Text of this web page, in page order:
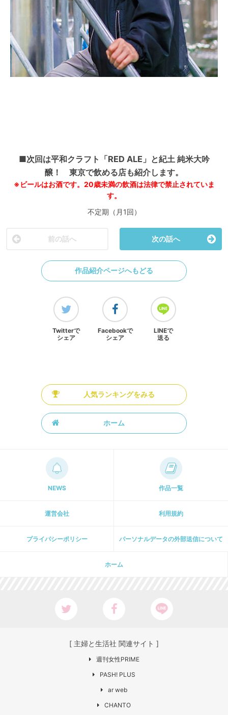
■次回は平和クラフト「RED ALE」と紀土 純米大吟
醸！ 東京で飲める店も紹介します。
※ビールはお酒です。20歳未満の飲酒は法律で禁止されていま
す。
不定期（月1回）
前の話へ 次の話へ
作品紹介ページへもどる
Twitterで
シェア
Facebookで
シェア
LINEで
送る
人気ランキングをみる
ホーム
NEWS 作品一覧
運営会社 利用規約
プライパシーポリシー パーソナルデータの外部送信について
ホーム
[ 主婦と生活社 関連サイト ]
週刊女性PRIME
PASH! PLUS
ar web
CHANTO